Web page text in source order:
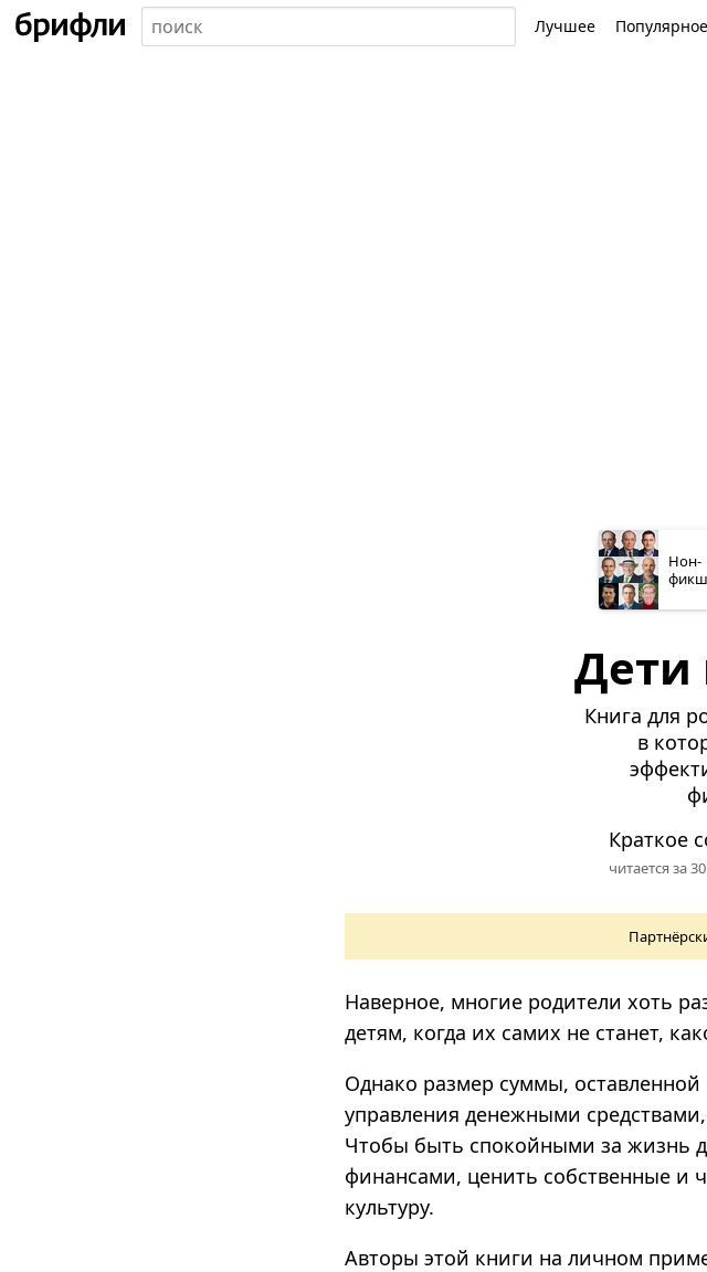
Лучшее Популярное
Нон­
Дети
Книга для
в
Краткое
читается за
Наверное, многие родители хоть
детям, когда их самих не станет,
Однако размер суммы, оставленной
управления денежными
Чтобы быть спокойными за жизнь
финансами, ценить собственные и
культуру.
Авторы этой книги на личном